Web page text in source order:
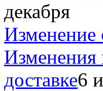
декабря
Изменение
Изменения
доставке6